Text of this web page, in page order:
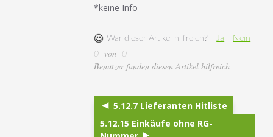
*keine Info
War dieser Artikel hilfreich? Ja
Nein
0
von 0
Benutzer fanden diesen Artikel hilfreich
5.12.7 Lieferanten Hitliste
5.12.15 Einkäufe ohne RG-